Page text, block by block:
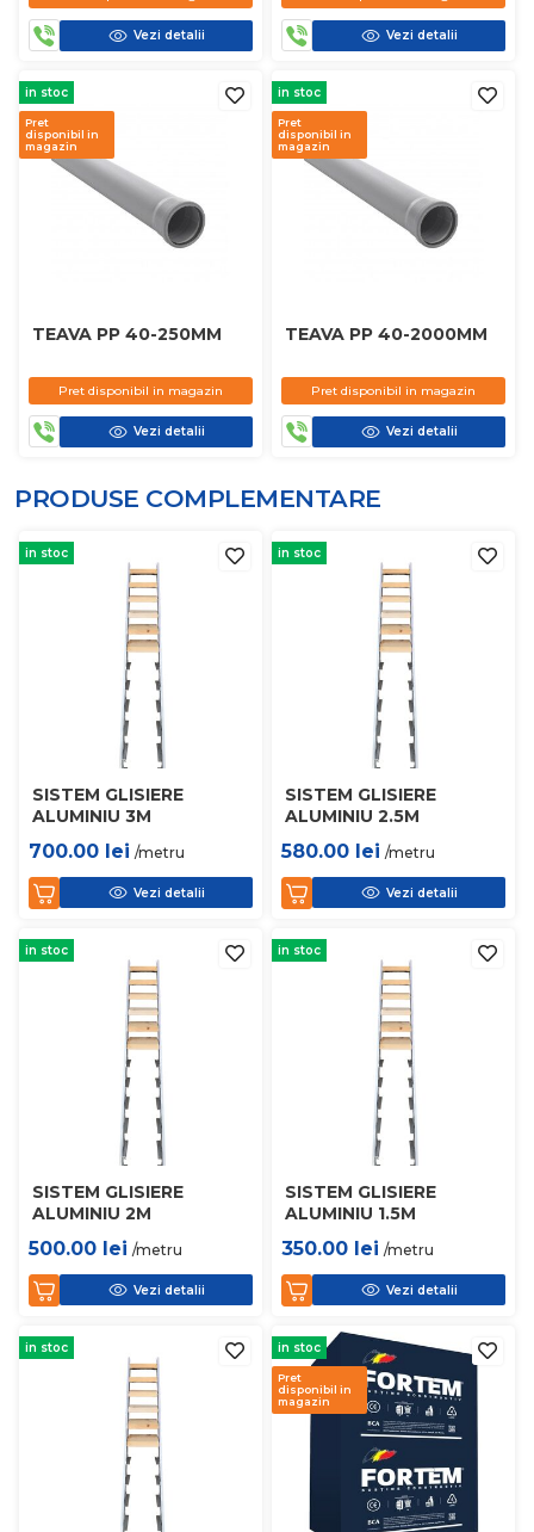
Vezi detalii Vezi detalii
in stoc
Pret
disponibil in
magazin
TEAVA PP 40-250MM
Pret disponibil in magazin
Vezi detalii
in stoc
Pret
disponibil in
magazin
TEAVA PP 40-2000MM
Pret disponibil in magazin
Vezi detalii
PRODUSE COMPLEMENTARE
in stoc
SISTEM GLISIERE
ALUMINIU 3M
700.00 lei /metru
Vezi detalii
in stoc
SISTEM GLISIERE
ALUMINIU 2.5M
580.00 lei /metru
Vezi detalii
in stoc
SISTEM GLISIERE
ALUMINIU 2M
500.00 lei /metru
Vezi detalii
in stoc
SISTEM GLISIERE
ALUMINIU 1.5M
350.00 lei /metru
Vezi detalii
in stoc in stoc
Pret
disponibil in
magazin